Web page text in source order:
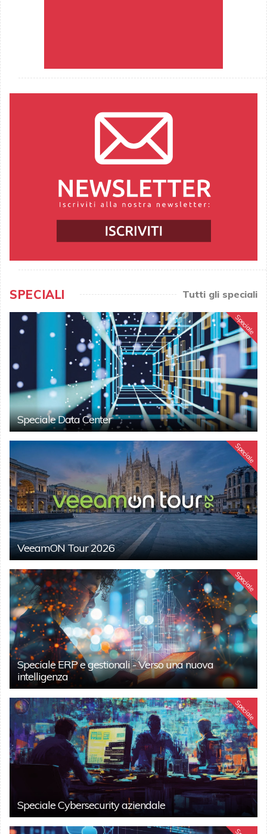
SPECIALI Tutti gli speciali
Speciale
Speciale Data Center
Speciale
VeeamON Tour 2026
Speciale
Speciale ERP e gestionali - Verso una nuova
intelligenza
Speciale
Speciale Cybersecurity aziendale